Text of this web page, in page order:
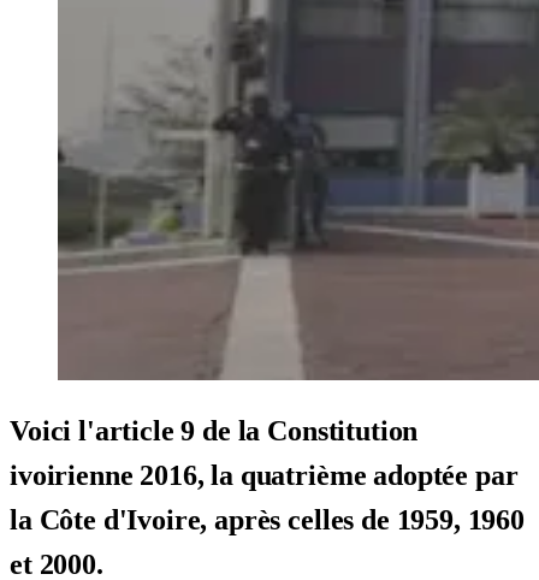
Voici l'article 9 de la Constitution
ivoirienne 2016, la quatrième adoptée par
la Côte d'Ivoire, après celles de 1959, 1960
et 2000.